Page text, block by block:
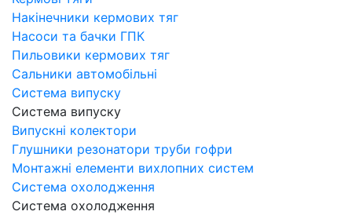
Накінечники кермових тяг
Насоси та бачки ГПК
Пильовики кермових тяг
Сальники автомобільні
Система випуску
Система випуску
Випускні колектори
Глушники резонатори труби гофри
Монтажні елементи вихлопних систем
Система охолодження
Система охолодження